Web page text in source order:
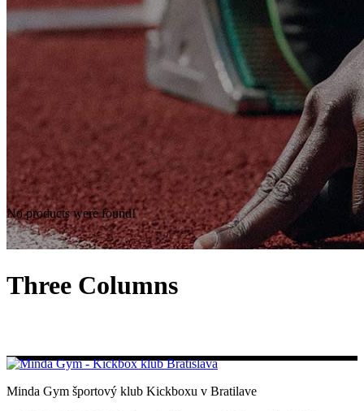
Three Columns
No products were found!
Minda Gym športový klub Kickboxu v Bratilave